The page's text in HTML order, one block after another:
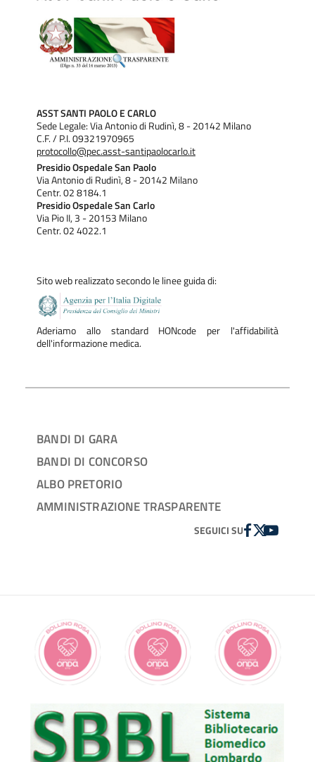
ASST SANTI PAOLO E CARLO
Sede Legale: Via Antonio di Rudinì, 8 - 20142 Milano
C.F. / P.I. 09321970965
protocollo@pec.asst-santipaolocarlo.it
Presidio Ospedale San Paolo
Via Antonio di Rudinì, 8 - 20142 Milano
Centr. 02 8184.1
Presidio Ospedale San Carlo
Via Pio II, 3 - 20153 Milano
Centr. 02 4022.1
Sito web realizzato secondo le linee guida di:
Aderiamo allo standard HONcode per l'affidabilità
dell'informazione medica.
BANDI DI GARA
BANDI DI CONCORSO
ALBO PRETORIO
AMMINISTRAZIONE TRASPARENTE
SEGUICI SUFACEBOOK
TWITTER
YOUTUBE